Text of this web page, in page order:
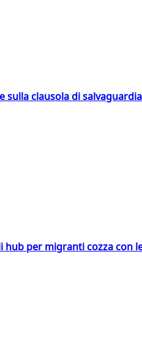
sulla clausola di salvaguardia
hub per migranti cozza con